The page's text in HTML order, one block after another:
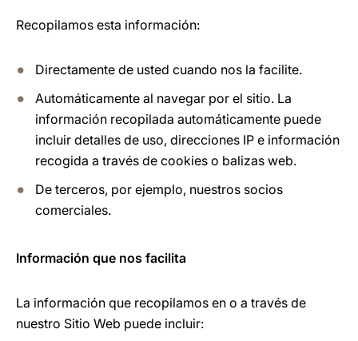
Recopilamos esta información:
Directamente de usted cuando nos la facilite.
Automáticamente al navegar por el sitio. La
información recopilada automáticamente puede
incluir detalles de uso, direcciones IP e información
recogida a través de cookies o balizas web.
De terceros, por ejemplo, nuestros socios
comerciales.
Información que nos facilita
La información que recopilamos en o a través de
nuestro Sitio Web puede incluir: